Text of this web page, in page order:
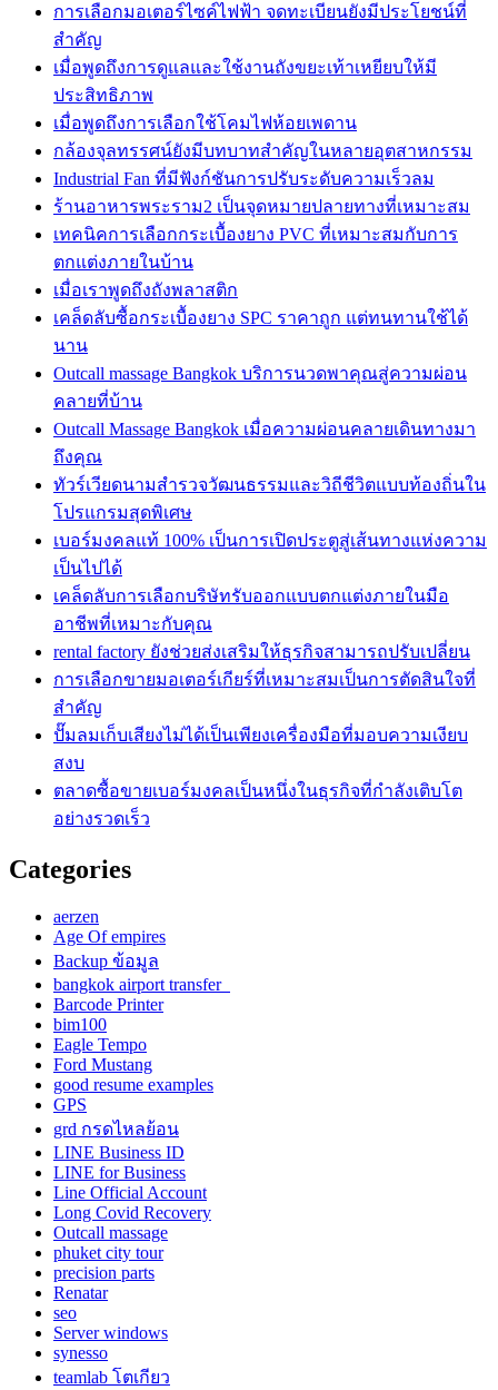
การเลือกมอเตอร์ไซค์ไฟฟ้า จดทะเบียนยังมีประโยชน์ที่
สำคัญ
เมื่อพูดถึงการดูแลและใช้งานถังขยะเท้าเหยียบให้มี
ประสิทธิภาพ
เมื่อพูดถึงการเลือกใช้โคมไฟห้อยเพดาน
กล้องจุลทรรศน์ยังมีบทบาทสำคัญในหลายอุตสาหกรรม
Industrial Fan ที่มีฟังก์ชันการปรับระดับความเร็วลม
ร้านอาหารพระราม2 เป็นจุดหมายปลายทางที่เหมาะสม
เทคนิคการเลือกกระเบื้องยาง PVC ที่เหมาะสมกับการ
ตกแต่งภายในบ้าน
เมื่อเราพูดถึงถังพลาสติก
เคล็ดลับซื้อกระเบื้องยาง SPC ราคาถูก แต่ทนทานใช้ได้
นาน
Outcall massage Bangkok บริการนวดพาคุณสู่ความผ่อน
คลายที่บ้าน
Outcall Massage Bangkok เมื่อความผ่อนคลายเดินทางมา
ถึงคุณ
ทัวร์เวียดนามสำรวจวัฒนธรรมและวิถีชีวิตแบบท้องถิ่นใน
โปรแกรมสุดพิเศษ
เบอร์มงคลแท้ 100% เป็นการเปิดประตูสู่เส้นทางแห่งความ
เป็นไปได้
เคล็ดลับการเลือกบริษัทรับออกแบบตกแต่งภายในมือ
อาชีพที่เหมาะกับคุณ
rental factory ยังช่วยส่งเสริมให้ธุรกิจสามารถปรับเปลี่ยน
การเลือกขายมอเตอร์เกียร์ที่เหมาะสมเป็นการตัดสินใจที่
สำคัญ
ปั๊มลมเก็บเสียงไม่ได้เป็นเพียงเครื่องมือที่มอบความเงียบ
สงบ
ตลาดซื้อขายเบอร์มงคลเป็นหนึ่งในธุรกิจที่กำลังเติบโต
อย่างรวดเร็ว
Categories
aerzen
Age Of empires
Backup ข้อมูล
bangkok airport transfer
Barcode Printer
bim100
Eagle Tempo
Ford Mustang
good resume examples
GPS
grd กรดไหลย้อน
LINE Business ID
LINE for Business
Line Official Account
Long Covid Recovery
Outcall massage
phuket city tour
precision parts
Renatar
seo
Server windows
synesso
teamlab โตเกียว